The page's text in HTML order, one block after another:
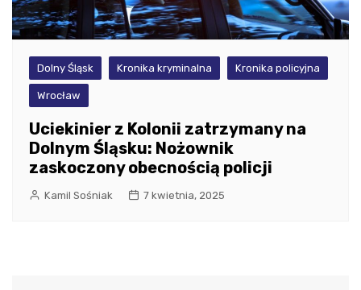
Dolny Śląsk Kronika kryminalna Kronika policyjna
Wrocław
Uciekinier z Kolonii zatrzymany na
Dolnym Śląsku: Nożownik
zaskoczony obecnością policji
Kamil Sośniak 7 kwietnia, 2025